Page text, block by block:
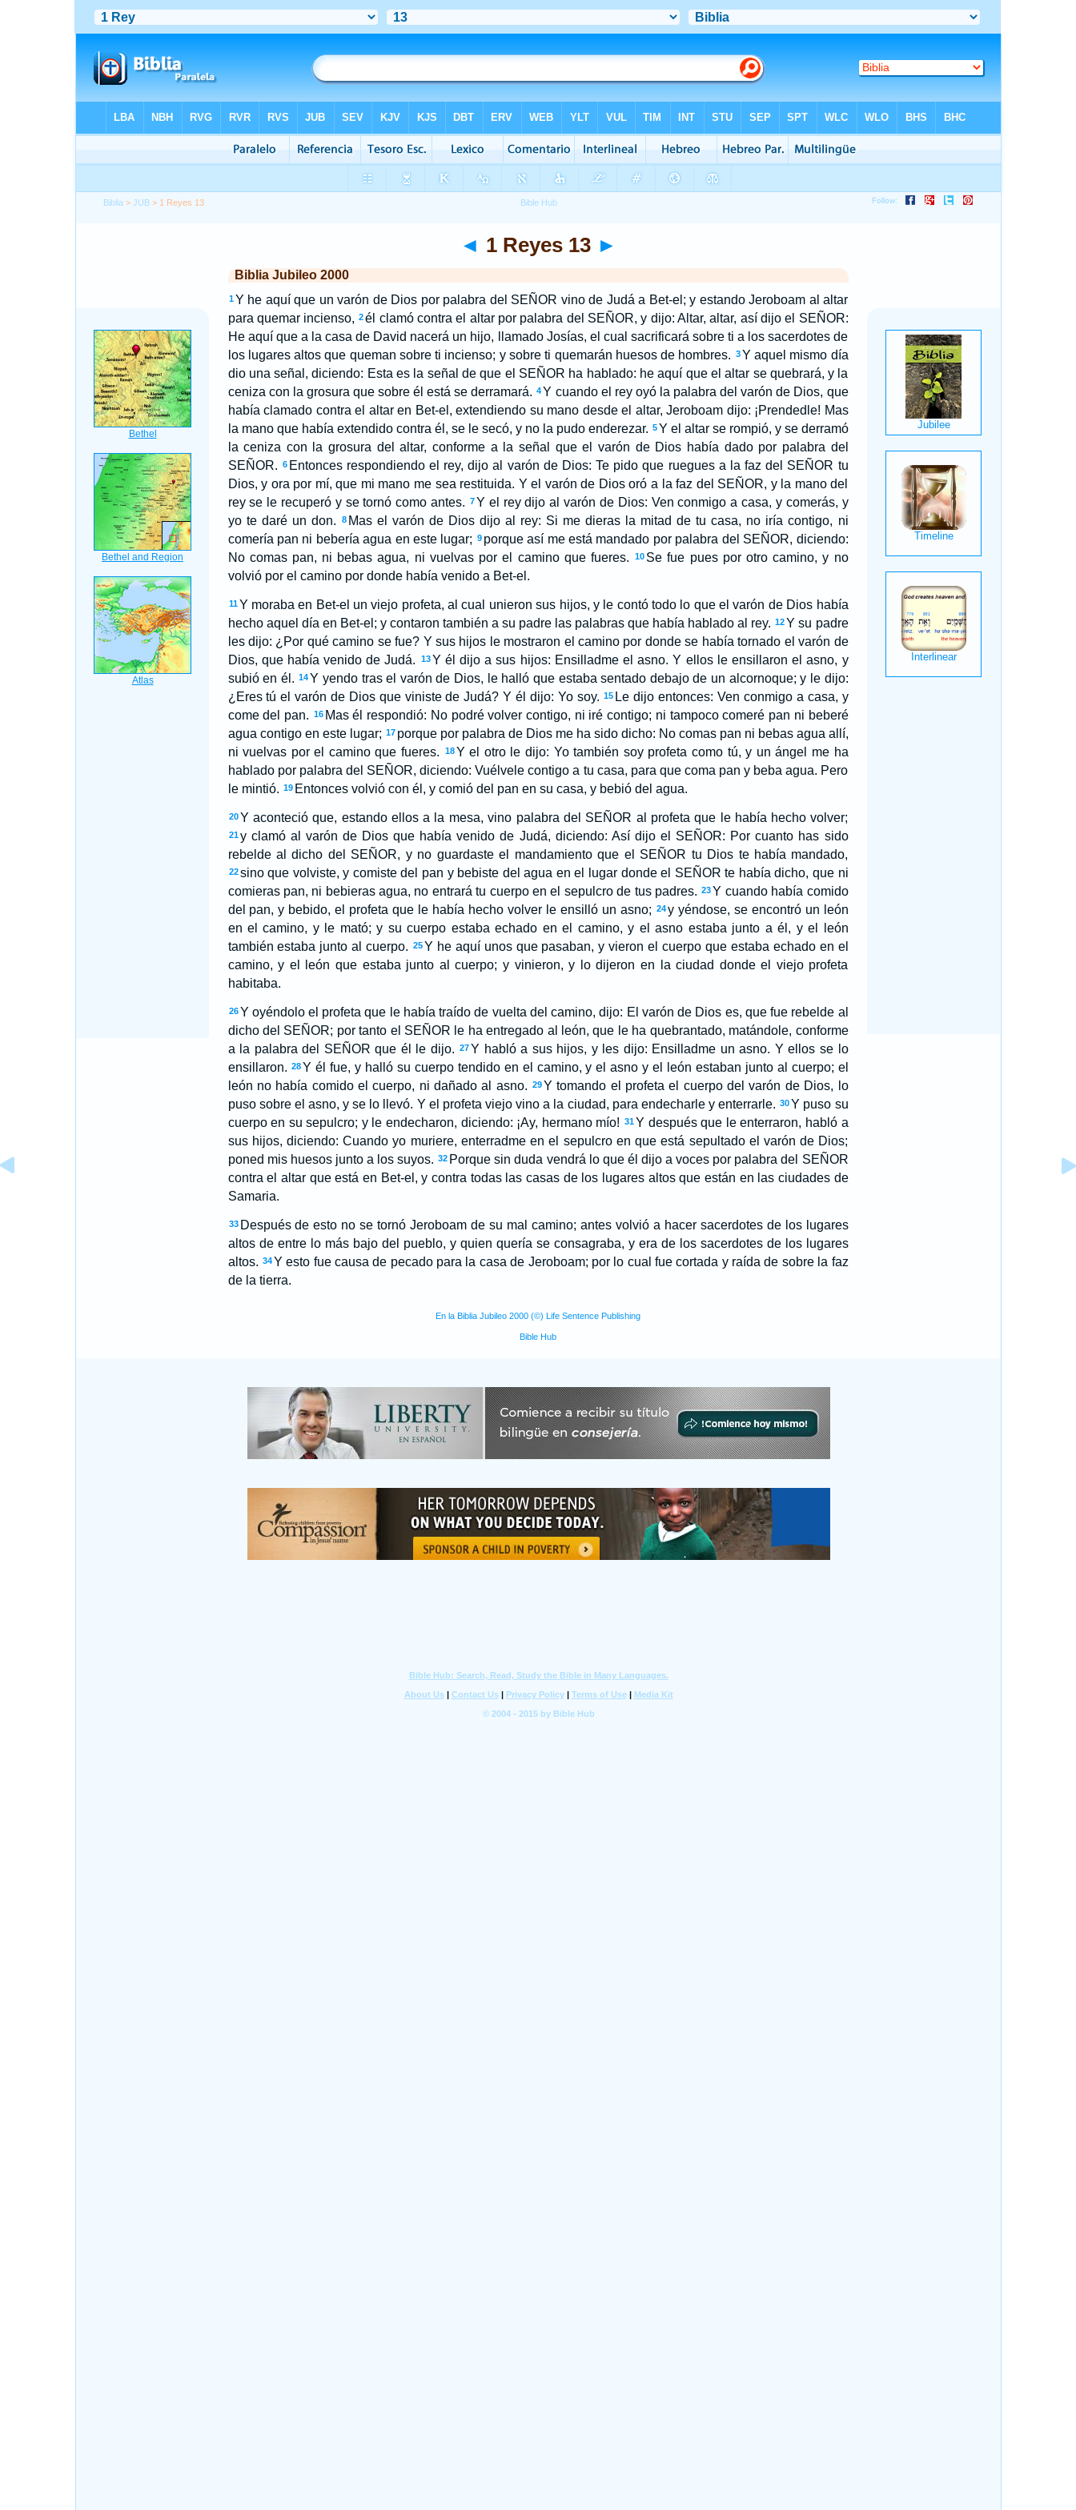
Biblia >JUB > 1 Reyes 13
◄ 1 Reyes 13 ►
Biblia Jubileo 2000
1 Y he aquí que un varón de Dios por palabra del SEÑOR vino de Judá a Bet-el; y estando Jeroboam al altar
para quemar incienso, 2 él clamó contra el altar por palabra del SEÑOR, y dijo: Altar, altar, así dijo el SEÑOR:
He aquí que a la casa de David nacerá un hijo, llamado Josías, el cual sacrificará sobre ti a los sacerdotes de
los lugares altos que queman sobre ti incienso; y sobre ti quemarán huesos de hombres. 3Y aquel mismo día
dio una señal, diciendo: Esta es la señal de que el SEÑOR ha hablado: he aquí que el altar se quebrará, y la
ceniza con la grosura que sobre él está se derramará. 4 Y cuando el rey oyó la palabra del varón de Dios, que
había clamado contra el altar en Bet-el, extendiendo su mano desde el altar, Jeroboam dijo: ¡Prendedle! Mas
la mano que había extendido contra él, se le secó, y no la pudo enderezar. 5 Y el altar se rompió, y se derramó
la ceniza con la grosura del altar, conforme a la señal que el varón de Dios había dado por palabra del
SEÑOR. 6 Entonces respondiendo el rey, dijo al varón de Dios: Te pido que ruegues a la faz del SEÑOR tu
Dios, y ora por mí, que mi mano me sea restituida. Y el varón de Dios oró a la faz del SEÑOR, y la mano del
rey se le recuperó y se tornó como antes. 7Y el rey dijo al varón de Dios: Ven conmigo a casa, y comerás, y
yo te daré un don.
8 Mas el varón de Dios dijo al rey: Si me dieras la mitad de tu casa, no iría contigo, ni
comería pan ni bebería agua en este lugar; 9 porque así me está mandado por palabra del SEÑOR, diciendo:
No comas pan, ni bebas agua, ni vuelvas por el camino que fueres.
10 Se fue pues por otro camino, y no
volvió por el camino por donde había venido a Bet-el.
11 Y moraba en Bet-el un viejo profeta, al cual unieron sus hijos, y le contó todo lo que el varón de Dios había
hecho aquel día en Bet-el; y contaron también a su padre las palabras que había hablado al rey. 12 Y su padre
les dijo: ¿Por qué camino se fue? Y sus hijos le mostraron el camino por donde se había tornado el varón de
Dios, que había venido de Judá.
13Y él dijo a sus hijos: Ensilladme el asno. Y ellos le ensillaron el asno, y
subió en él. 14Y yendo tras el varón de Dios, le halló que estaba sentado debajo de un alcornoque; y le dijo:
¿Eres tú el varón de Dios que viniste de Judá? Y él dijo: Yo soy. 15 Le dijo entonces: Ven conmigo a casa, y
come del pan. 16 Mas él respondió: No podré volver contigo, ni iré contigo; ni tampoco comeré pan ni beberé
agua contigo en este lugar; 17 porque por palabra de Dios me ha sido dicho: No comas pan ni bebas agua allí,
ni vuelvas por el camino que fueres.
18Y el otro le dijo: Yo también soy profeta como tú, y un ángel me ha
hablado por palabra del SEÑOR, diciendo: Vuélvele contigo a tu casa, para que coma pan y beba agua. Pero
le mintió. 19 Entonces volvió con él, y comió del pan en su casa, y bebió del agua.
20 Y aconteció que, estando ellos a la mesa, vino palabra del SEÑOR al profeta que le había hecho volver;
21 y clamó al varón de Dios que había venido de Judá, diciendo: Así dijo el SEÑOR: Por cuanto has sido
rebelde al dicho del SEÑOR, y no guardaste el mandamiento que el SEÑOR tu Dios te había mandado,
22 sino que volviste, y comiste del pan y bebiste del agua en el lugar donde el SEÑOR te había dicho, que ni
comieras pan, ni bebieras agua, no entrará tu cuerpo en el sepulcro de tus padres. 23Y cuando había comido
del pan, y bebido, el profeta que le había hecho volver le ensilló un asno; 24y yéndose, se encontró un león
en el camino, y le mató; y su cuerpo estaba echado en el camino, y el asno estaba junto a él, y el león
también estaba junto al cuerpo. 25Y he aquí unos que pasaban, y vieron el cuerpo que estaba echado en el
camino, y el león que estaba junto al cuerpo; y vinieron, y lo dijeron en la ciudad donde el viejo profeta
habitaba.
26 Y oyéndolo el profeta que le había traído de vuelta del camino, dijo: El varón de Dios es, que fue rebelde al
dicho del SEÑOR; por tanto el SEÑOR le ha entregado al león, que le ha quebrantado, matándole, conforme
a la palabra del SEÑOR que él le dijo.
27Y habló a sus hijos, y les dijo: Ensilladme un asno. Y ellos se lo
ensillaron. 28 Y él fue, y halló su cuerpo tendido en el camino, y el asno y el león estaban junto al cuerpo; el
león no había comido el cuerpo, ni dañado al asno. 29Y tomando el profeta el cuerpo del varón de Dios, lo
puso sobre el asno, y se lo llevó. Y el profeta viejo vino a la ciudad, para endecharle y enterrarle. 30Y puso su
cuerpo en su sepulcro; y le endecharon, diciendo: ¡Ay, hermano mío! 31Y después que le enterraron, habló a
sus hijos, diciendo: Cuando yo muriere, enterradme en el sepulcro en que está sepultado el varón de Dios;
poned mis huesos junto a los suyos. 32 Porque sin duda vendrá lo que él dijo a voces por palabra del SEÑOR
contra el altar que está en Bet-el, y contra todas las casas de los lugares altos que están en las ciudades de
Samaria.
33 Después de esto no se tornó Jeroboam de su mal camino; antes volvió a hacer sacerdotes de los lugares
altos de entre lo más bajo del pueblo, y quien quería se consagraba, y era de los sacerdotes de los lugares
altos. 34Y esto fue causa de pecado para la casa de Jeroboam; por lo cual fue cortada y raída de sobre la faz
de la tierra.
En la Biblia Jubileo 2000 (©) Life Sentence Publishing
Bible Hub